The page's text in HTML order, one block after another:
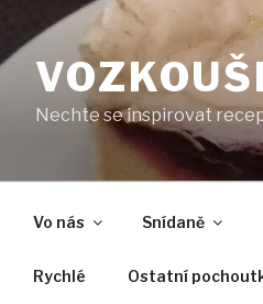
Nechte se inspirovat
Vo nás Snídaně
Rychlé Ostatní